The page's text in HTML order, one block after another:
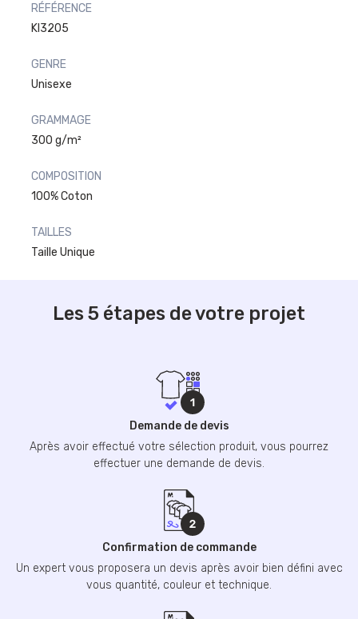
RÉFÉRENCE
KI3205
GENRE
Unisexe
GRAMMAGE
300 g/m²
COMPOSITION
100% Coton
TAILLES
Taille Unique
Les 5 étapes de votre projet
Demande de devis
Après avoir effectué votre sélection produit, vous pourrez
effectuer une demande de devis.
Confirmation de commande
Un expert vous proposera un devis après avoir bien défini avec
vous quantité, couleur et technique.